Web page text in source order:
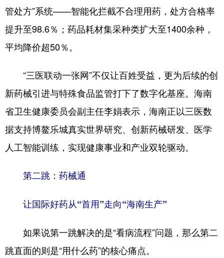
管处方”系统——智能化拦截不合理用药，处方合格率
提升至98.6％；药品耗材集采种类扩大至1400余种，
平均降价超50％。
“三医联动一张网”不仅让百姓受益，更为后续的创
新药械引进与特殊食品监管打下了数字化基座。海南
省卫生健康委员会副主任李娟表示，海南正以三医数
据支持博鳌乐城真实世界研究、创新药械研发、医学
人工智能训练，实现健康事业和产业双轮驱动。
第二跳：药械通
让国际好药从“首用”走向“海南生产”
如果说第一跳解决的是“看病流程”问题，那么第二
跳直面的则是“用什么药”的核心痛点。